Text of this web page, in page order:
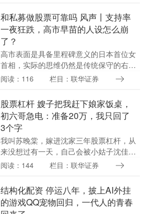
后....
和私募做股票可靠吗 风声丨支持率
一夜狂跌，高市早苗的人设怎么崩
了？
高市表面是具备里程碑意义的日本首位女
首相，实际的思维仍然是传统保守的右翼
女性。 作者丨郁风和私募做股票可靠吗 媒
持率突然迎....
阅读：116 栏目：联华证券
股票杠杆 嫂子把我赶下娘家饭桌，
初六哥急电：准备20万，我只回了
3个字
我叫苏晚棠，嫁进沈家三年股票杠杆，从
来没想过有一天，自己会被小姑子沈佳慧
从娘家饭桌上赶下来。 事情发生在大年三
样在老宅的厨房....
阅读：144 栏目：联华证券
结构化配资 停运八年，披上AI外挂
的游戏QQ宠物回归，一代人的青春